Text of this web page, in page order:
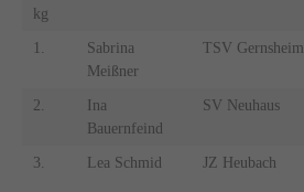
kg
1.
Sabrina
Meißner
TSV Gernsheim
2.
Ina
Bauernfeind
SV Neuhaus
3. Lea Schmid JZ Heubach